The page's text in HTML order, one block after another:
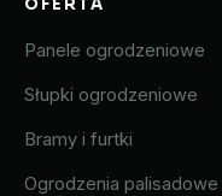
Panele ogrodzeniowe
Słupki ogrodzeniowe
Bramy i furtki
Ogrodzenia palisadowe